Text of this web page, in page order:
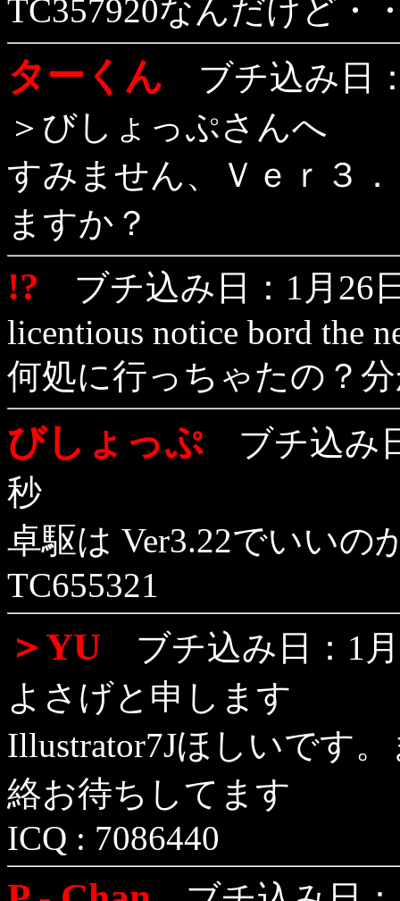
TC357920なんだけど・
ターくん ブチ込み日
＞びしょっぷさんへ
すみません、Ｖｅｒ３
ますか？
!? ブチ込み日：1月26
licentious notice bord the
何処に行っちゃたの？
びしょっぷ ブチ込み
秒
卓駆は Ver3.22でいいの
TC655321
＞YU ブチ込み日：1月
よさげと申します
Illustrator7Jほしいです
絡お待ちしてます
ICQ : 7086440